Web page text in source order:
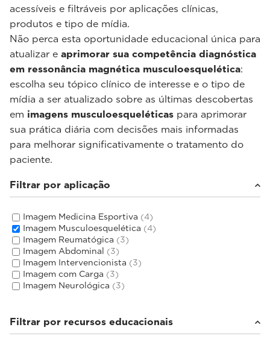
acessíveis e filtráveis por aplicações clínicas,
produtos e tipo de mídia.
Não perca esta oportunidade educacional única para
atualizar e aprimorar sua competência diagnóstica
em ressonância magnética musculoesquelética:
escolha seu tópico clínico de interesse e o tipo de
mídia a ser atualizado sobre as últimas descobertas
em imagens musculoesqueléticas para aprimorar
sua prática diária com decisões mais informadas
para melhorar significativamente o tratamento do
paciente.
Filtrar por aplicação
Imagem Medicina Esportiva (4)
Imagem Musculoesquelética (4)
Imagem Reumatógica (3)
Imagem Abdominal (3)
Imagem Intervencionista (3)
Imagem com Carga (3)
Imagem Neurológica (3)
Filtrar por recursos educacionais